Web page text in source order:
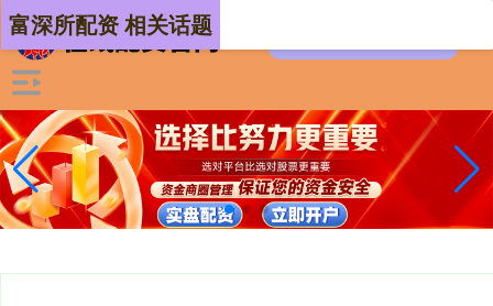
富深所配资 相关话题